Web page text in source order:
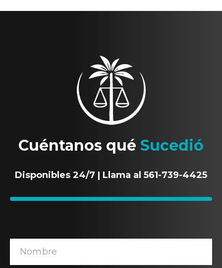
Cuéntanos qué Sucedió
Disponibles 24/7 | Llama al 561-739-4425